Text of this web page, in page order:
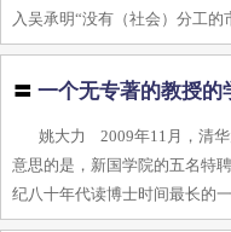
入吴承明“没有（社会）分工的
〓一个无专著的教授
姚大力 2009年11月，清华
意思的是，新国学院的五名特
纪八十年代读博士时间最长的